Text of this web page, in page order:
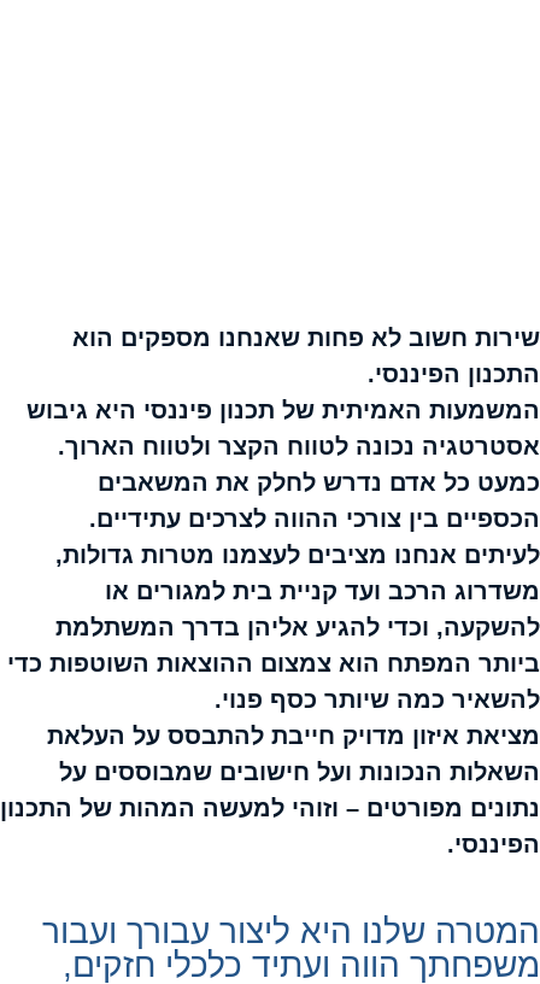
שירות חשוב לא פחות שאנחנו מספקים הוא
התכנון הפיננסי.
המשמעות האמיתית של תכנון פיננסי היא גיבוש
אסטרטגיה נכונה לטווח הקצר ולטווח הארוך.
כמעט כל אדם נדרש לחלק את המשאבים
הכספיים בין צורכי ההווה לצרכים עתידיים.
לעיתים אנחנו מציבים לעצמנו מטרות גדולות,
משדרוג הרכב ועד קניית בית למגורים או
להשקעה, וכדי להגיע אליהן בדרך המשתלמת
ביותר המפתח הוא צמצום ההוצאות השוטפות כדי
להשאיר כמה שיותר כסף פנוי.
מציאת איזון מדויק חייבת להתבסס על העלאת
השאלות הנכונות ועל חישובים שמבוססים על
נתונים מפורטים – וזוהי למעשה המהות של התכנון
הפיננסי.
המטרה שלנו היא ליצור עבורך ועבור
משפחתך הווה ועתיד כלכלי חזקים,